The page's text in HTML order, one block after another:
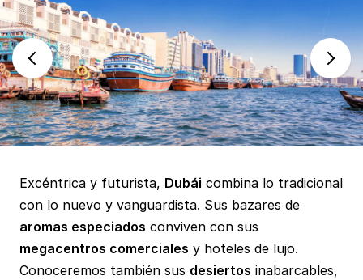
Excéntrica y futurista, Dubái combina lo tradicional
con lo nuevo y vanguardista. Sus bazares de
aromas especiados conviven con sus
megacentros comerciales y hoteles de lujo.
Conoceremos también sus desiertos inabarcables,